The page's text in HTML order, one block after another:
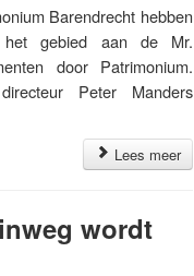
Barendrecht hebben
het gebied aan de Mr.
door Patrimonium.
Peter Manders
Lees meer
wordt